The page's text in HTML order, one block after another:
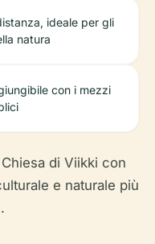
ideale per gli
natura
con i mezzi
di Viikki con
e naturale più